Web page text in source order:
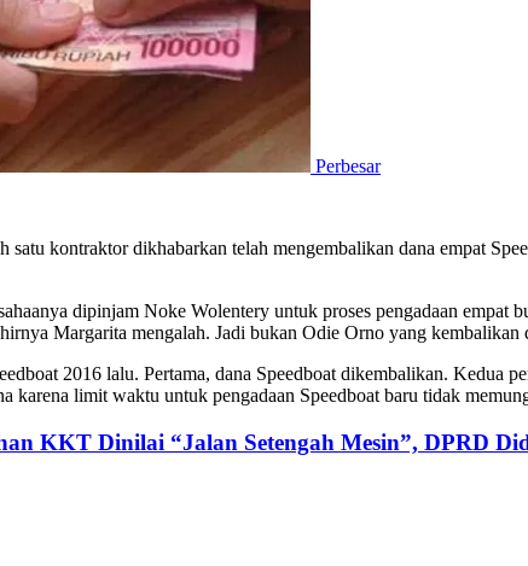
Perbesar
satu kontraktor dikhabarkan telah mengembalikan dana empat
dipinjam Noke Wolentery untuk proses pengadaan empat
Margarita mengalah. Jadi bukan Odie Orno yang
2016 lalu. Pertama, dana Speedboat dikembalikan. Kedua
limit waktu untuk pengadaan Speedboat baru tidak
KKT Dinilai “Jalan Setengah Mesin”, DPRD